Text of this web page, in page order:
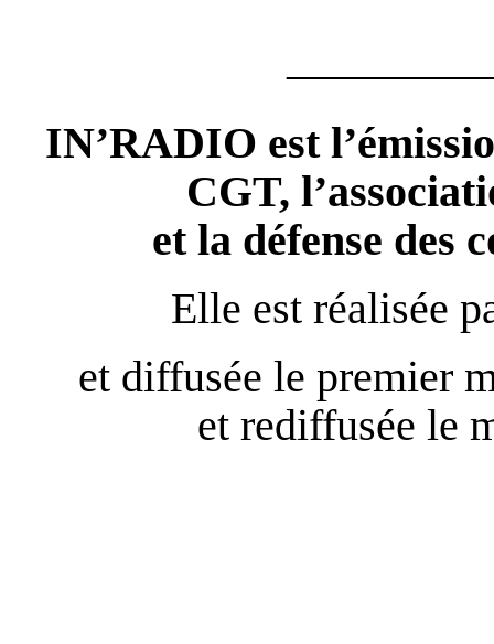
IN’RADIO est
CGT,
et la défense des
Elle est réalisée
et diffusée le premier
et rediffusée le